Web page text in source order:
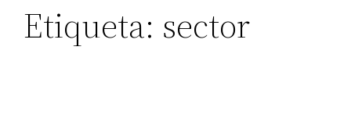
Etiqueta: sector